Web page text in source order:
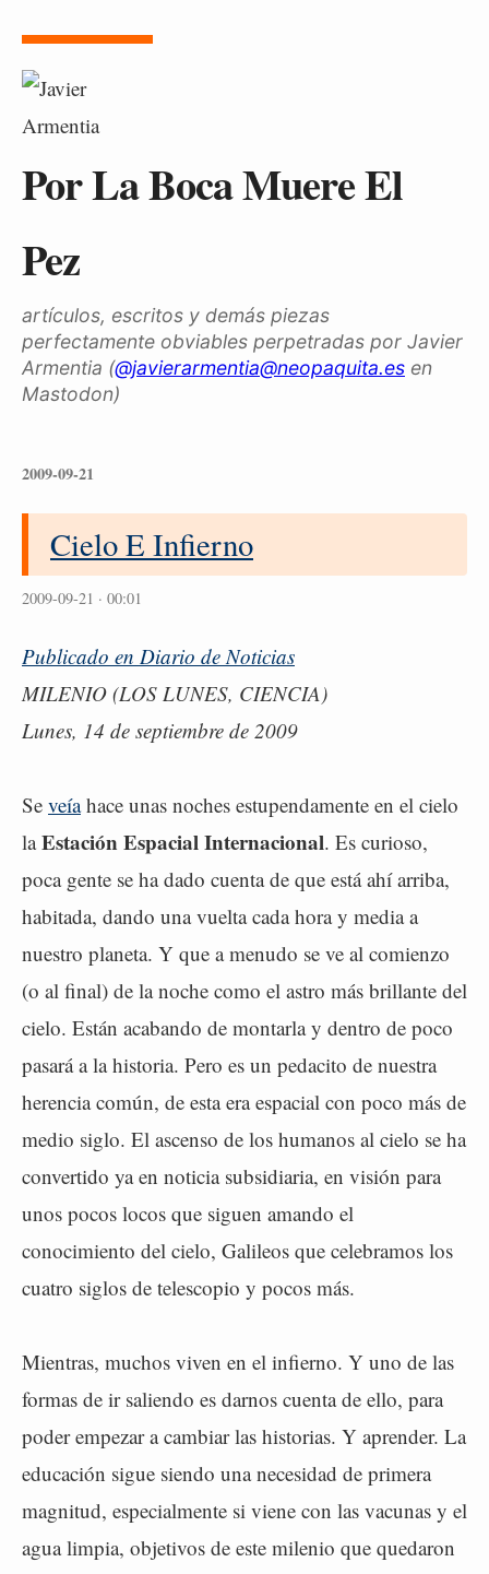
Por La Boca Muere El
Pez
artículos, escritos y demás piezas
perfectamente obviables perpetradas por Javier
Armentia (@javierarmentia@neopaquita.es en
Mastodon)
2009-09-21
Cielo E Infierno
2009-09-21 · 00:01
Publicado en Diario de Noticias
MILENIO (LOS LUNES, CIENCIA)
Lunes, 14 de septiembre de 2009
Se veíahace unas noches estupendamente en el cielo
laEstación Espacial Internacional. Es curioso,
poca gente se ha dado cuenta de que está ahí arriba,
habitada, dando una vuelta cada hora y media a
nuestro planeta. Y que a menudo se ve al comienzo
(o al final) de la noche como el astro más brillante del
cielo. Están acabando de montarla y dentro de poco
pasará a la historia. Pero es un pedacito de nuestra
herencia común, de esta era espacial con poco más de
medio siglo. El ascenso de los humanos al cielo se ha
convertido ya en noticia subsidiaria, en visión para
unos pocos locos que siguen amando el
conocimiento del cielo, Galileos que celebramos los
cuatro siglos de telescopio y pocos más.
Mientras, muchos viven en el infierno. Y uno de las
formas de ir saliendo es darnos cuenta de ello, para
poder empezar a cambiar las historias. Y aprender. La
educación sigue siendo una necesidad de primera
magnitud, especialmente si viene con las vacunas y el
agua limpia, objetivos de este milenio que quedaron